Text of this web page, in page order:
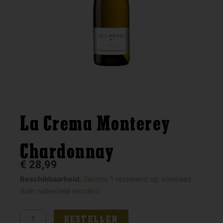
La Crema Monterey
Chardonnay
€ 28,99
Beschikbaarheid: Slechts 1 resterend op voorraad
(kan nabesteld worden)
La
Crema
Chardonnay
BESTELLEN